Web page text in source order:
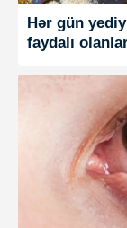
Hər gün
faydalı